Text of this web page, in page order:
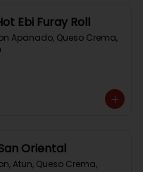
Ebi Furay Roll
Apanado, Queso Crema,
Oriental
Atun, Queso Crema,